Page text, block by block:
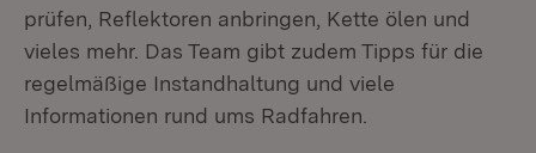
prüfen, Reflektoren anbringen, Kette ölen und
vieles mehr. Das Team gibt zudem Tipps für die
regelmäßige Instandhaltung und viele
Informationen rund ums Radfahren.